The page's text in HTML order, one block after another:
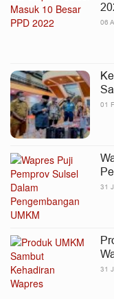
06
01
31
31